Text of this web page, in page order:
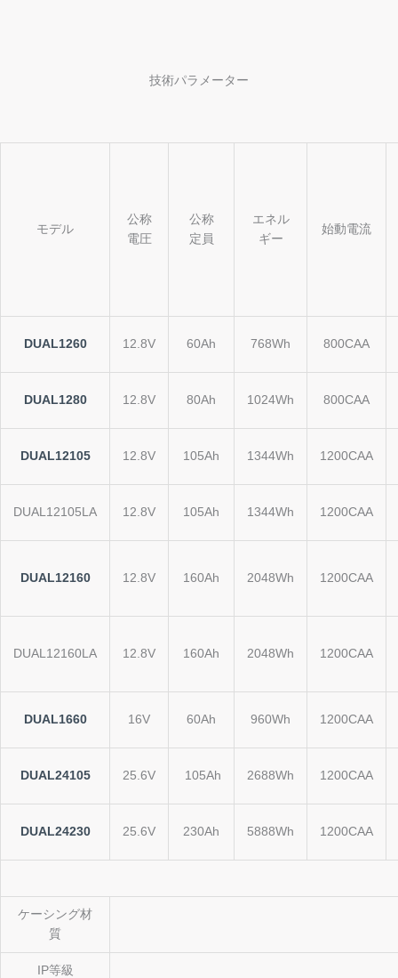
技術パラメーター
モデル
公称
電圧
公称
定員
エネル
ギー
始動電流
DUAL1260 12.8V 60Ah 768Wh 800CAA
DUAL1280 12.8V 80Ah 1024Wh 800CAA
DUAL12105 12.8V 105Ah 1344Wh 1200CAA
DUAL12105LA 12.8V 105Ah 1344Wh 1200CAA
DUAL12160 12.8V 160Ah 2048Wh 1200CAA
DUAL12160LA 12.8V 160Ah 2048Wh 1200CAA
DUAL1660 16V 60Ah 960Wh 1200CAA
DUAL24105 25.6V 105Ah 2688Wh 1200CAA
DUAL24230 25.6V 230Ah 5888Wh 1200CAA
ケーシング材
質
IP等級